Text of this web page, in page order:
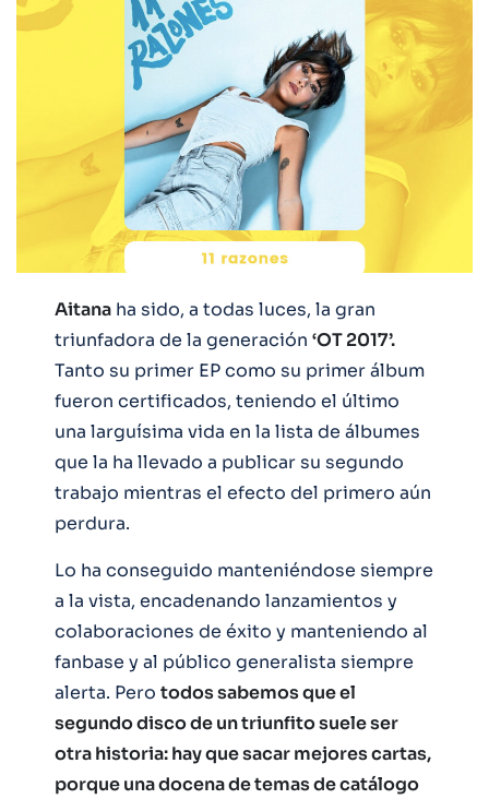
Aitana ha sido, a todas luces, la gran
triunfadora de la generación ‘OT 2017’.
Tanto su primer EP como su primer álbum
fueron certificados, teniendo el último
una larguísima vida en la lista de álbumes
que la ha llevado a publicar su segundo
trabajo mientras el efecto del primero aún
perdura.
Lo ha conseguido manteniéndose siempre
a la vista, encadenando lanzamientos y
colaboraciones de éxito y manteniendo al
fanbase y al público generalista siempre
alerta. Pero todos sabemos que el
segundo disco de un triunfito suele ser
otra historia: hay que sacar mejores cartas,
porque una docena de temas de catálogo